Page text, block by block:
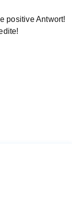
positive Antwort!